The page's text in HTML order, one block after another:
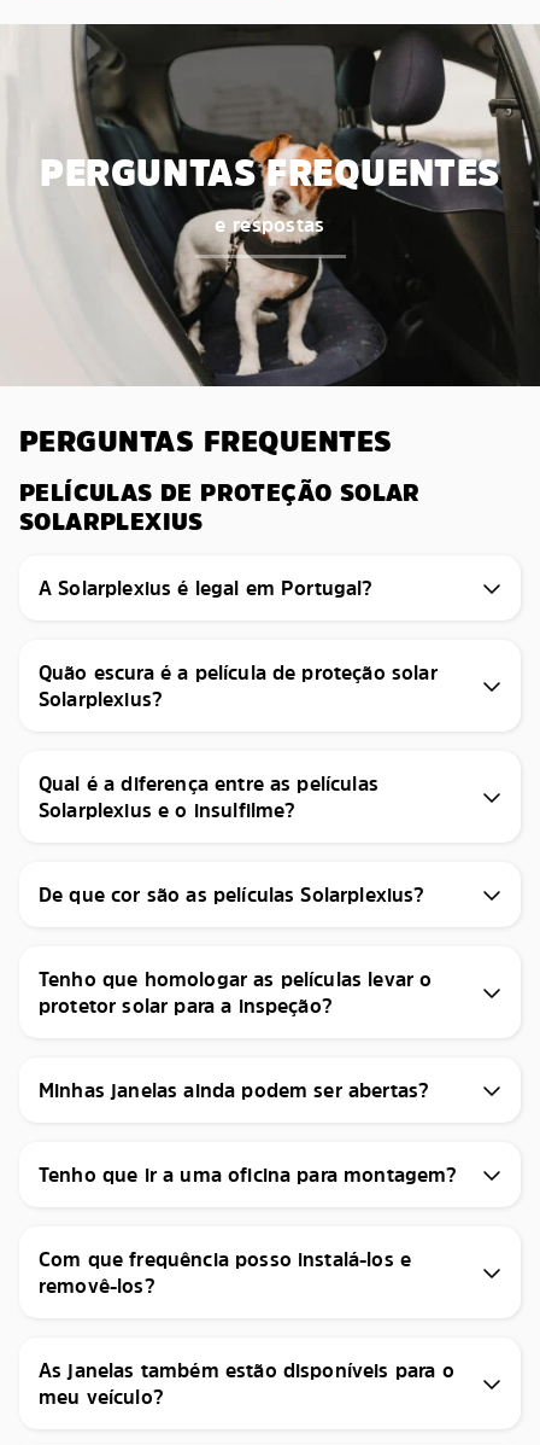
PERGUNTAS FREQUENTES
e respostas
PERGUNTAS FREQUENTES
PELÍCULAS DE PROTEÇÃO SOLAR
SOLARPLEXIUS
A Solarplexius é legal em Portugal?
Quão escura é a película de proteção solar
Solarplexius?
Qual é a diferença entre as películas
Solarplexius e o insulfilme?
De que cor são as películas Solarplexius?
Tenho que homologar as películas levar o
protetor solar para a inspeção?
Minhas janelas ainda podem ser abertas?
Tenho que ir a uma oficina para montagem?
Com que frequência posso instalá-los e
removê-los?
As janelas também estão disponíveis para o
meu veículo?